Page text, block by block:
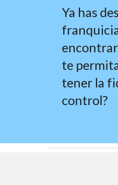
Ya has
te
tener la
control?